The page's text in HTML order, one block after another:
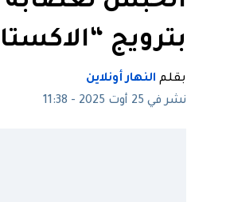
بترويج
بقلم النهار أونلاين
نشر في 25 أوت 2025 - 11:38